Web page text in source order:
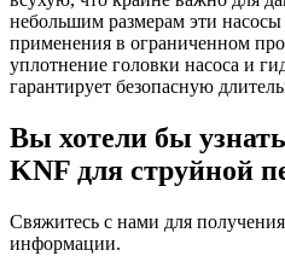
небольшим размерам эти
применения в ограниченном
уплотнение головки насоса и
гарантирует безопасную
Вы хотели бы
KNF для струйной
Свяжитесь с нами для
информации.